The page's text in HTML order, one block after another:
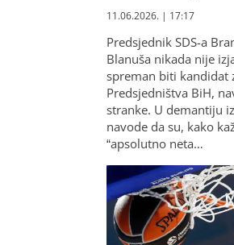
11.06.2026. | 17:17
Predsjednik SDS-a
Blanuša nikada nije
spreman biti kandidat
Predsjedništva BiH,
stranke. U demantiju iz
navode da su, kako
“apsolutno neta…